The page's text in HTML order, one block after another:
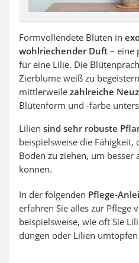
Formvollendete Blüten in
wohlriechender Duft – eine
für eine Lilie. Die
Zierblume weiß zu
mittlerweile zahlreiche
Blütenform und -farbe
Lilien sind sehr robuste
beispielsweise die
Boden zu ziehen, um besser
können.
In der folgenden Pflege-
erfahren Sie alles zur Pflege
beispielsweise, wie oft Sie
düngen oder Lilien